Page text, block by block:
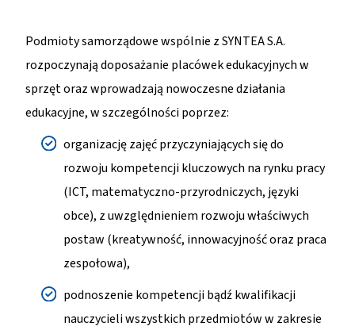
Podmioty samorządowe wspólnie z SYNTEA S.A.
rozpoczynają doposażanie placówek edukacyjnych w
sprzęt oraz wprowadzają nowoczesne działania
edukacyjne, w szczególności poprzez:
organizację zajęć przyczyniających się do
rozwoju kompetencji kluczowych na rynku pracy
(ICT, matematyczno-przyrodniczych, języki
obce), z uwzględnieniem rozwoju właściwych
postaw (kreatywność, innowacyjność oraz praca
zespołowa),
podnoszenie kompetencji bądź kwalifikacji
nauczycieli wszystkich przedmiotów w zakresie